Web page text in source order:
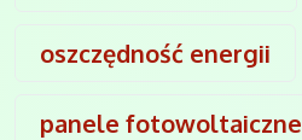
oszczędność energii
panele fotowoltaiczne